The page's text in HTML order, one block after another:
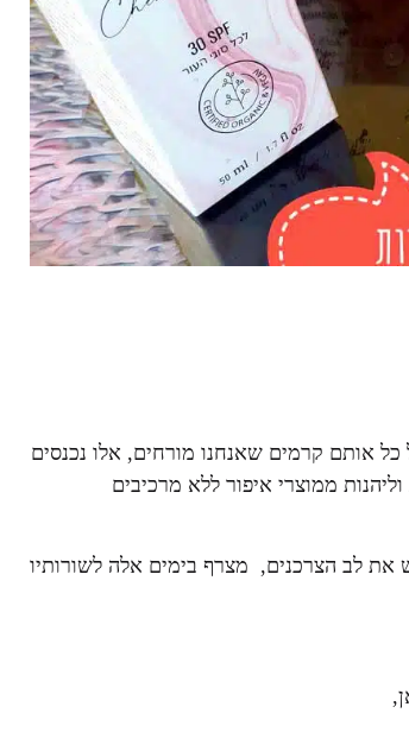
כל אותם קרמים שאנחנו מורחים, אלו נכנסים
ממוצרי איפור ללא מרכיבים
את לב הצרכנים, מצרף בימים אלה לשורותיו